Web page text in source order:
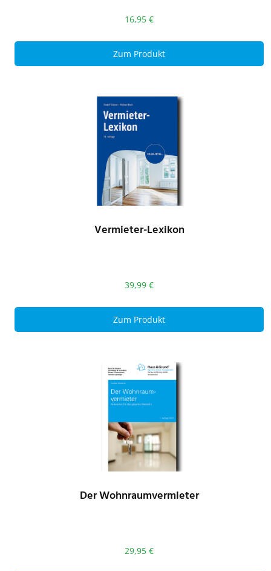
16,95 €
Zum Produkt
Vermieter-Lexikon
39,99 €
Zum Produkt
Der Wohnraumvermieter
29,95 €